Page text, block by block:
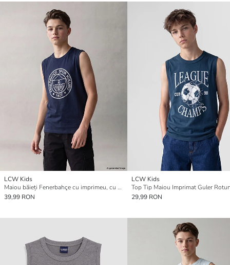
LCW Kids
Maiou băieți Fenerbahçe cu imprimeu, cu guler rotund
39,99 RON
LCW Kids
29,99 RON